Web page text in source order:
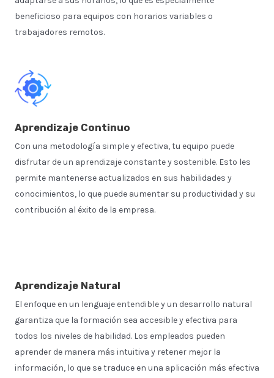
beneficioso para equipos con horarios variables o
trabajadores remotos.
Aprendizaje Continuo
Con una metodología simple y efectiva, tu equipo puede
disfrutar de un aprendizaje constante y sostenible. Esto les
permite mantenerse actualizados en sus habilidades y
conocimientos, lo que puede aumentar su productividad y su
contribución al éxito de la empresa.
Aprendizaje Natural
El enfoque en un lenguaje entendible y un desarrollo natural
garantiza que la formación sea accesible y efectiva para
todos los niveles de habilidad. Los empleados pueden
aprender de manera más intuitiva y retener mejor la
información, lo que se traduce en una aplicación más efectiva